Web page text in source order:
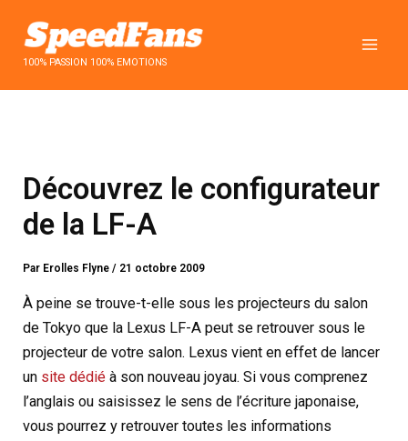
contenu100% PASSION 100% EMOTIONS
Découvrez le configurateur
de la LF-A
Par Erolles Flyne/ 21 octobre 2009
À peine se trouve-t-elle sous les projecteurs du salon
de Tokyo que la Lexus LF-A peut se retrouver sous le
projecteur de votre salon. Lexus vient en effet de lancer
un site dédié à son nouveau joyau. Si vous comprenez
l’anglais ou saisissez le sens de l’écriture japonaise,
vous pourrez y retrouver toutes les informations